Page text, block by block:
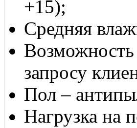
+15);
Средняя
Возможность
запросу
Пол –
Нагрузка на